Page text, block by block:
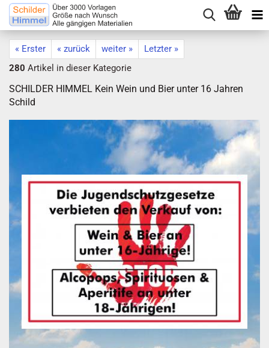
« Erster « zurück weiter »
Letzter »
280 Artikel in dieser Kategorie
SCHILDER HIMMEL Kein Wein und Bier unter 16 Jahren
Schild